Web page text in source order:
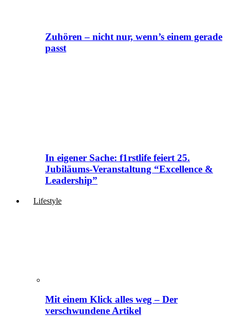
Zuhören – nicht nur, wenn’s einem gerade
passt
In eigener Sache: f1rstlife feiert 25.
Jubiläums-Veranstaltung “Excellence &
Leadership”
Lifestyle
Mit einem Klick alles weg – Der
verschwundene Artikel